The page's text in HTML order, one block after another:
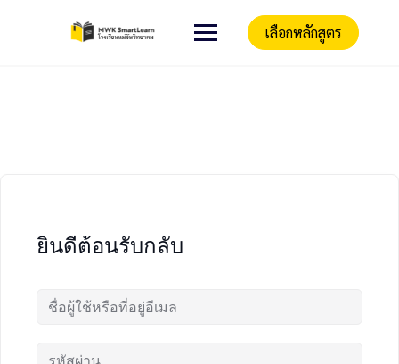
เลือกหลักสูตร
ยินดีต้อนรับกลับ